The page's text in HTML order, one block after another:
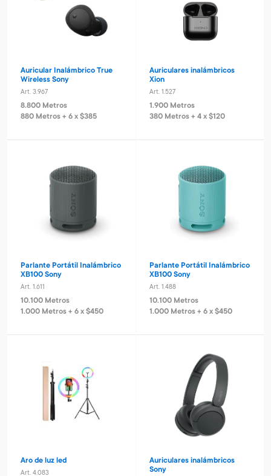
Auricular Inalámbrico True
Wireless Sony
Art. 3.967
8.800 Metros
880 Metros + 6 x $385
Auriculares inalámbricos
Xion
Art. 1.527
1.900 Metros
380 Metros + 4 x $120
Parlante Portátil Inalámbrico
XB100 Sony
Art. 1.611
10.100 Metros
1.000 Metros + 6 x $450
Parlante Portátil Inalámbrico
XB100 Sony
Art. 1.488
10.100 Metros
1.000 Metros + 6 x $450
Aro de luz led
Art. 4.083
Auriculares inalámbricos
Sony